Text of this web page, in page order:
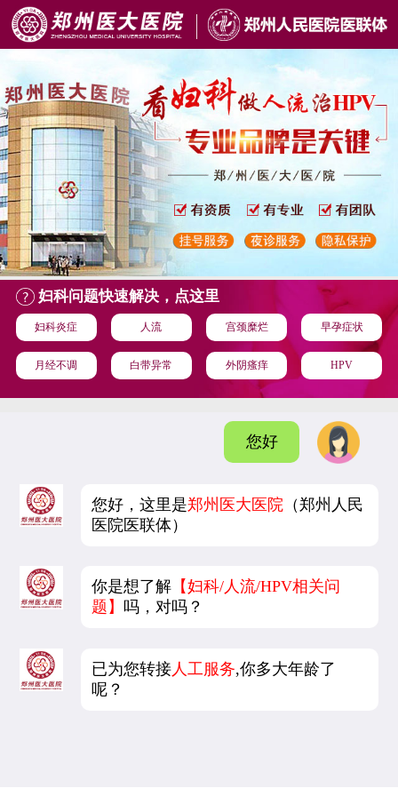
妇科问题快速解决，点这里
妇科炎症 人流 宫颈糜烂 早孕症状
月经不调 白带异常 外阴瘙痒 HPV
您好
您好，这里是郑州医大医院 （郑州人民
医院医联体）
你是想了解 【妇科/人流/HPV相关问
题】吗，对吗？
已为您转接 人工服务,你多大年龄了
呢？